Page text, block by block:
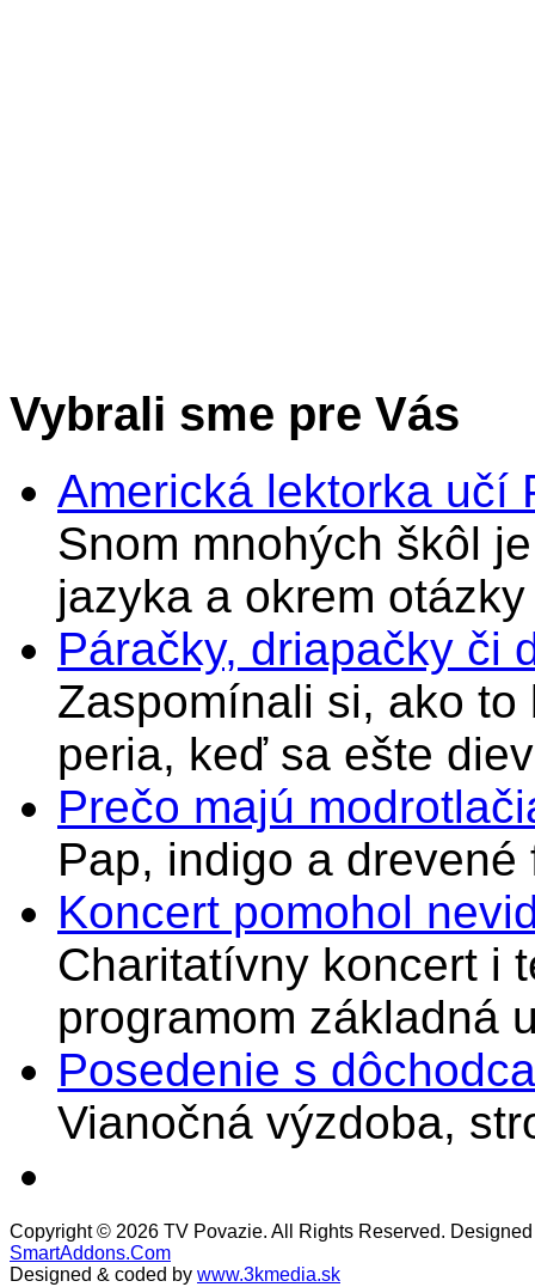
Vybrali sme pre Vás
Americká lektorka učí
Snom mnohých škôl
jazyka a okrem
Páračky, driapačky či
Zaspomínali si, ako
peria, keď sa ešte
Prečo majú
Pap, indigo a drevené
Koncert pomohol
Charitatívny koncert i
programom základná
Posedenie s
Vianočná výzdoba,
Copyright © 2026 TV Povazie. All Rights Reserved.
SmartAddons.Com
Designed & coded by www.3kmedia.sk